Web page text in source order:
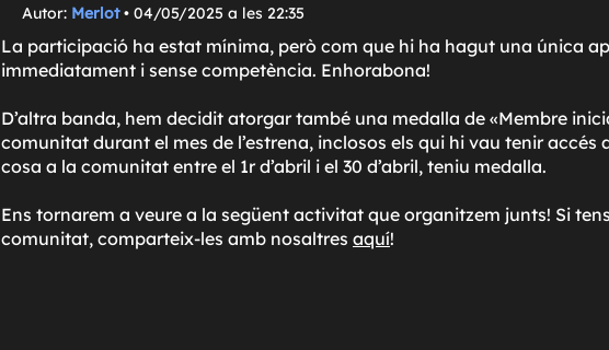
M
s
s
t
g
Autor: Merlot• 04/05/2025 a les 22:35
La participació ha estat mínima, però com que hi ha hagut una única
immediatament i sense competència. Enhorabona!
D’altra banda, hem decidit atorgar també una medalla de «Membre
comunitat durant el mes de l’estrena, inclosos els qui hi vau tenir
cosa a la comunitat entre el 1r d’abril i el 30 d’abril, teniu medalla.
Ens tornarem a veure a la següent activitat que organitzem junts! Si
comunitat, comparteix-les amb nosaltres aquí!